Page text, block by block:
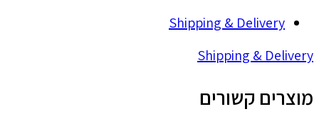
Shipping & Delivery
Shipping & Delivery
מוצרים קשורים